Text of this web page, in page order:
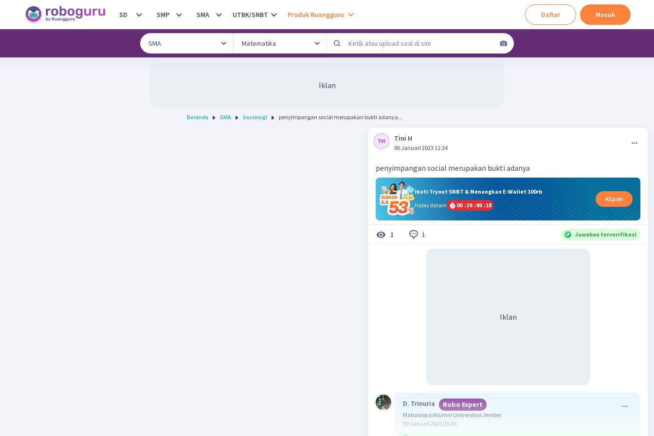
SD SMP SMA UTBK/SNBT Produk Ruangguru Daftar Masuk
Iklan
Beranda SMA Sosiologi penyimpangan social merupakan bukti adanya...
Tini H
06 Januari 2023 11:34
penyimpangan social merupakan bukti adanya
Ikuti Tryout SNBT & Menangkan E-Wallet 100rb
Habis dalam
00 :19 :49 :17
Klaim
1 1 Jawaban terverifikasi
Iklan
D. Trinuria Robo Expert
Mahasiswa/Alumni Universitas Jember
09 Januari 2023 03:45